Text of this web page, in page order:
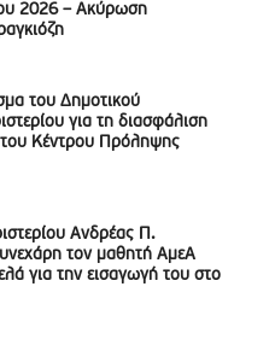
2026 – Ακύρωση
του Δημοτικού
για τη διασφάλιση
του Κέντρου Πρόληψης
Ανδρέας Π.
τον μαθητή ΑμεΑ
για την εισαγωγή του στο